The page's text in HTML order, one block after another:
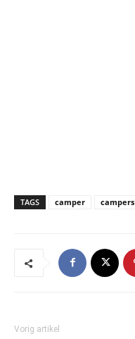
TAGS camper campers
Vorig artikel